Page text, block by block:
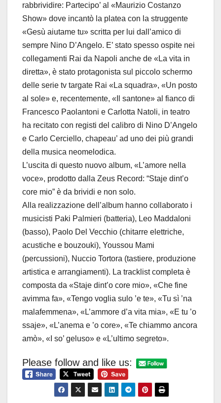
rabbrividire: Partecipo’ al «Maurizio Costanzo
Show» dove incantò la platea con la struggente
«Gesù aiutame tu» scritta per lui dall’amico di
sempre Nino D’Angelo. E’ stato spesso ospite nei
collegamenti Rai da Napoli anche de «La vita in
diretta», è stato protagonista sul piccolo schermo
delle serie tv targate Rai «La squadra», «Un posto
al sole» e, recentemente, «Il santone» al fianco di
Francesco Paolantoni e Carlotta Natoli, in teatro
ha recitato con registi del calibro di Nino D’Angelo
e Carlo Cerciello, chapeau’ ad uno dei più grandi
della musica neomelodica.
L’uscita di questo nuovo album, «L’amore nella
voce», prodotto dalla Zeus Record: “Staje dint’o
core mio” è da brividi e non solo.
Alla realizzazione dell’album hanno collaborato i
musicisti Paki Palmieri (batteria), Leo Maddaloni
(basso), Paolo Del Vecchio (chitarre elettriche,
acustiche e bouzouki), Youssou Mami
(percussioni), Nuccio Tortora (tastiere, produzione
artistica e arrangiamenti). La tracklist completa è
composta da «Staje dint’o core mio», «Che fine
avimma fa», «Tengo voglia sulo ’e te», «Tu sì ’na
malafemmena», «L’ammore d’a vita mia», «E tu ’o
ssaje», «L’anema e ’o core», «Te chiammo ancora
amò», «I so’ geluso» e «L’ultimo segreto».
Please follow and like us: